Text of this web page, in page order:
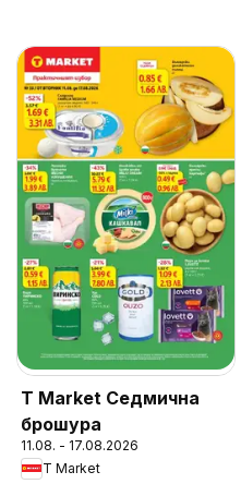
T Market Седмична
брошура
11.08. - 17.08.2026
T Market